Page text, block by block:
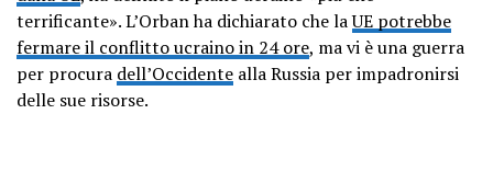
terrificante». L’Orban ha dichiarato che laUE potrebbe
fermare il conflitto ucraino in 24 ore, ma vi è una guerra
per procura dell’Occidente alla Russia per impadronirsi
delle sue risorse.